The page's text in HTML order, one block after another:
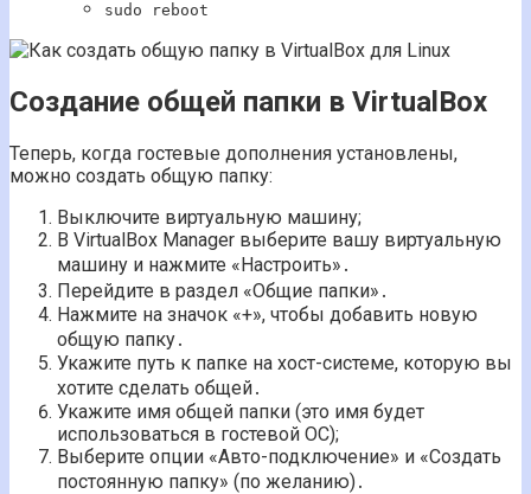
sudo reboot
Создание общей папки в VirtualBox
Теперь, когда гостевые дополнения установлены,
можно создать общую папку:
Выключите виртуальную машину;
В VirtualBox Manager выберите вашу виртуальную
машину и нажмите «Настроить»․
Перейдите в раздел «Общие папки»․
Нажмите на значок «+», чтобы добавить новую
общую папку․
Укажите путь к папке на хост-системе, которую вы
хотите сделать общей․
Укажите имя общей папки (это имя будет
использоваться в гостевой ОС);
Выберите опции «Авто-подключение» и «Создать
постоянную папку» (по желанию)․